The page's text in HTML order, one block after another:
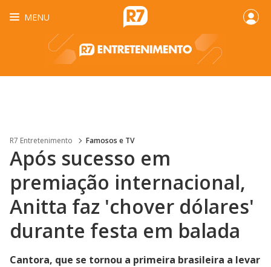
MENU
R7 Entretenimento Famosos e TV
Após sucesso em
premiação internacional,
Anitta faz 'chover dólares'
durante festa em balada
Cantora, que se tornou a primeira brasileira a levar